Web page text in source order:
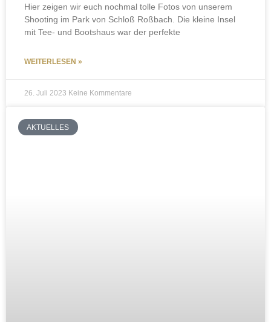
Hier zeigen wir euch nochmal tolle Fotos von unserem
Shooting im Park von Schloß Roßbach. Die kleine Insel
mit Tee- und Bootshaus war der perfekte
WEITERLESEN »
26. Juli 2023 Keine Kommentare
AKTUELLES